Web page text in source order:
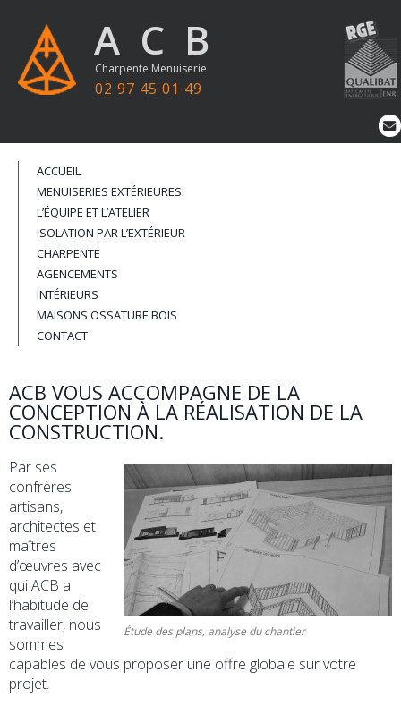
ACB
Charpente Menuiserie
02 97 45 01 49
ALLER AU CONTENU PRINCIPAL
ACCUEIL
MENUISERIES EXTÉRIEURES
L’ÉQUIPE ET L’ATELIER
ISOLATION PAR L’EXTÉRIEUR
CHARPENTE
AGENCEMENTS
INTÉRIEURS
MAISONS OSSATURE BOIS
CONTACT
ACB VOUS ACCOMPAGNE DE LA
CONCEPTION À LA RÉALISATION DE LA
CONSTRUCTION.
Étude des plans, analyse du chantier
Par ses
confrères
artisans,
architectes et
maîtres
d’œuvres avec
qui ACB a
l’habitude de
travailler, nous
sommes
capables de vous proposer une offre globale sur votre
projet.